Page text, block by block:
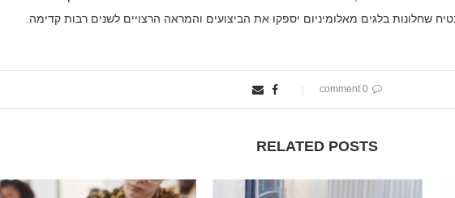
שחלונות בלגים מאלומיניום יספקו את הביצועים והמראה הרצויים לשנים רבות קדימה.
0 comment
RELATED POSTS